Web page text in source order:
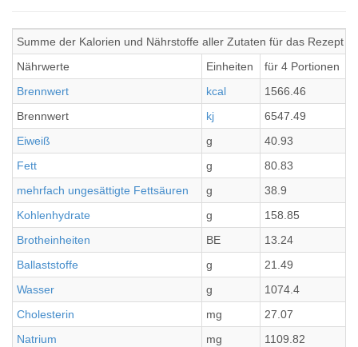
Summe der Kalorien und Nährstoffe aller Zutaten für das Rezept
Nährwerte
Einheiten für 4 Portionen
Brennwert
kcal 1566.46
Brennwert
kj 6547.49
Eiweiß
g 40.93
Fett
g 80.83
mehrfach ungesättigte Fettsäuren
g 38.9
Kohlenhydrate
g 158.85
Brotheinheiten
BE 13.24
Ballaststoffe
g 21.49
Wasser
g 1074.4
Cholesterin
mg 27.07
Natrium
mg 1109.82